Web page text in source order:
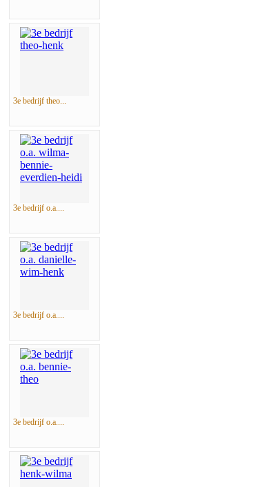
3e bedrijf theo...
3e bedrijf o.a....
3e bedrijf o.a....
3e bedrijf o.a....